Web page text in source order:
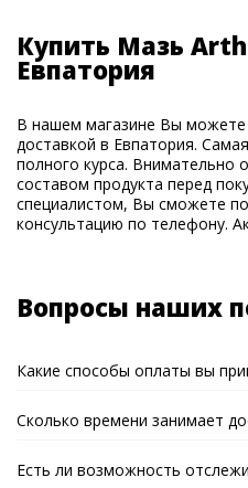
Купить Мазь
Евпатория
В нашем магазине Вы можете
доставкой в Евпатория.
полного курса. Внимательно
составом продукта перед
специалистом, Вы сможете
консультацию по телефону.
Вопросы наших
Какие способы оплаты вы
Сколько времени занимает
Есть ли возможность